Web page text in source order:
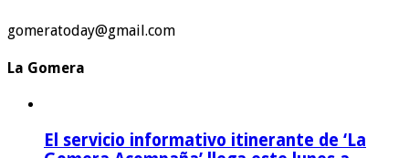
gomeratoday@gmail.com
La Gomera
El servicio informativo itinerante de ‘La